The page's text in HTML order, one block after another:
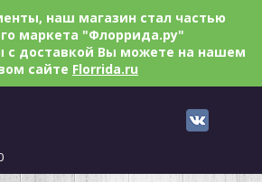
наш магазин стал частью
маркета "Флоррида.ру"
с доставкой Вы можете на нашем
сайте Florrida.ru